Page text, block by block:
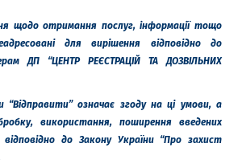
щодо отримання послуг, інформації тощо
для вирішення відповідно до
ДП “ЦЕНТР РЕЄСТРАЦІЙ ТА ДОЗВІЛЬНИХ
“Відправити” означає згоду на ці умови, а
використання, поширення введених
відповідно до Закону України “Про захист